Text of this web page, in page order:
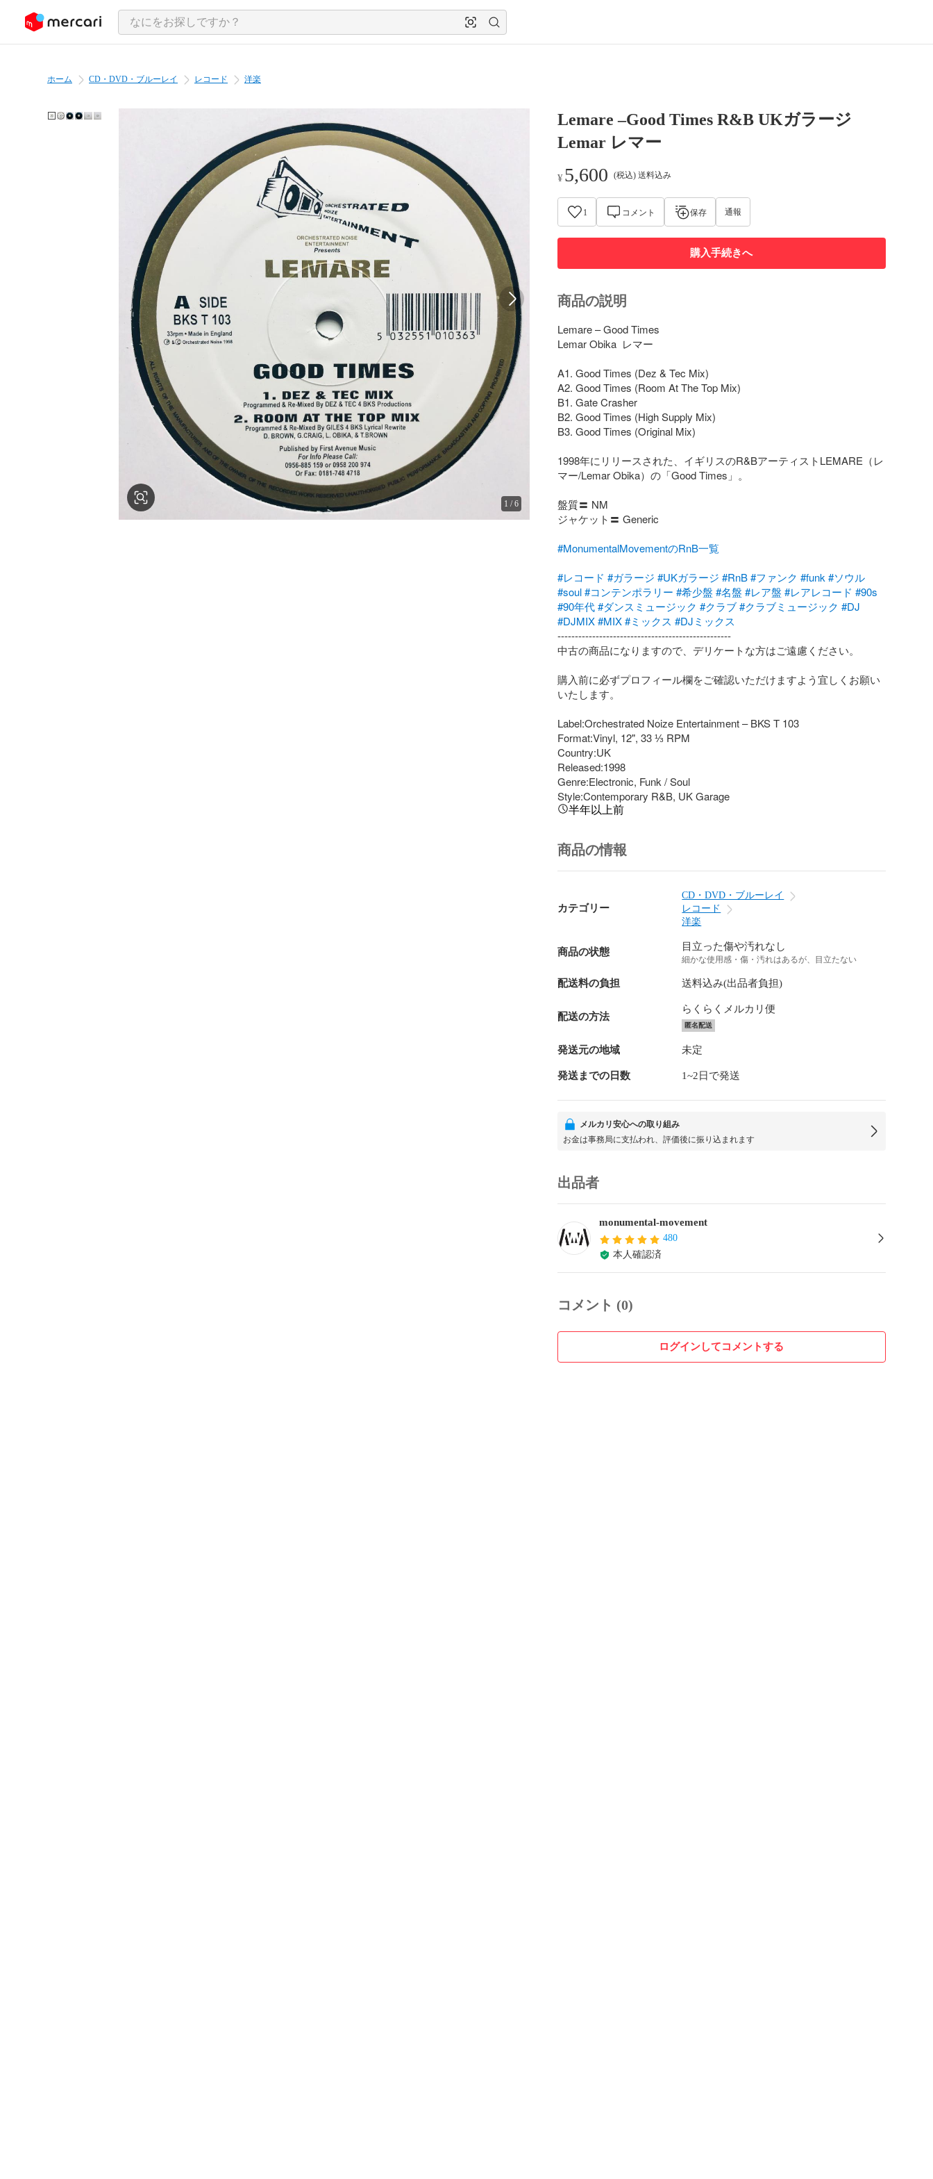
ツにスキップ
ホーム CD・DVD・ブルーレイ レコード 洋楽
1 /6
Lemare –Good Times R&B UKガラージ
Lemar レマー
¥ 5,600 (税込) 送料込み
1 コメント 保存 通報
購入手続きへ
商品の説明
Lemare – Good Times
Lemar Obika  レマー
A1. Good Times (Dez & Tec Mix)
A2. Good Times (Room At The Top Mix)
B1. Gate Crasher
B2. Good Times (High Supply Mix)
B3. Good Times (Original Mix)
1998年にリリースされた、イギリスのR&BアーティストLEMARE（レ
マー/Lemar Obika）の「Good Times」。
盤質〓 NM
ジャケット〓 Generic
#MonumentalMovementのRnB一覧
#レコード #ガラージ #UKガラージ #RnB #ファンク #funk #ソウル
#soul #コンテンポラリー #希少盤 #名盤 #レア盤 #レアレコード #90s
#90年代 #ダンスミュージック #クラブ #クラブミュージック #DJ
#DJMIX #MIX #ミックス #DJミックス
--------------------------------------------------
中古の商品になりますので、デリケートな方はご遠慮ください。
購入前に必ずプロフィール欄をご確認いただけますよう宜しくお願い
いたします。
Label:Orchestrated Noize Entertainment – BKS T 103
Format:Vinyl, 12", 33 ⅓ RPM
Country:UK
Released:1998
Genre:Electronic, Funk / Soul
Style:Contemporary R&B, UK Garage
半年以上前
商品の情報
カテゴリー
CD・DVD・ブルーレイ
レコード
洋楽
商品の状態 目立った傷や汚れなし
細かな使用感・傷・汚れはあるが、目立たない
配送料の負担 送料込み(出品者負担)
配送の方法
らくらくメルカリ便
匿名配送
発送元の地域 未定
発送までの日数 1~2日で発送
メルカリ安心への取り組み
お金は事務局に支払われ、評価後に振り込まれます
出品者
monumental-movement
480
本人確認済
コメント (0)
ログインしてコメントする